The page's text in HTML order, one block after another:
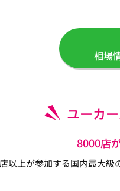
相場
ユーカ
8000店
以上が参加する国内最大級